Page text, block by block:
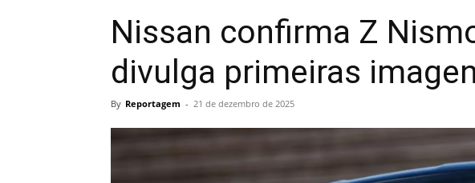
Nissan confirma Z
divulga primeiras
By Reportagem - 21 de dezembro de 2025